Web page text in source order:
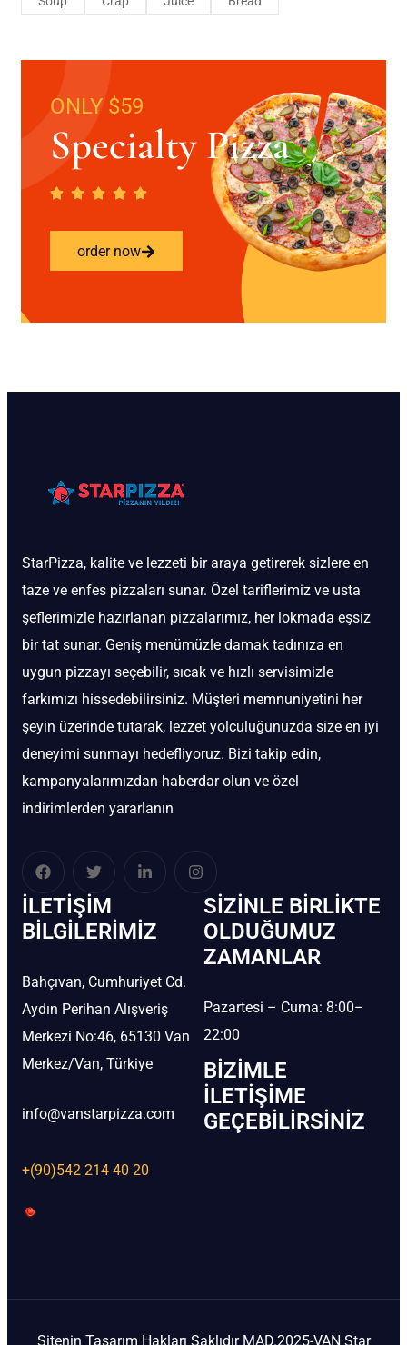
ONLY $59
Specialty Pizza
order now
StarPizza, kalite ve lezzeti bir araya getirerek sizlere en
taze ve enfes pizzaları sunar. Özel tariflerimiz ve usta
şeflerimizle hazırlanan pizzalarımız, her lokmada eşsiz
bir tat sunar. Geniş menümüzle damak tadınıza en
uygun pizzayı seçebilir, sıcak ve hızlı servisimizle
farkımızı hissedebilirsiniz. Müşteri memnuniyetini her
şeyin üzerinde tutarak, lezzet yolculuğunuzda size en iyi
deneyimi sunmayı hedefliyoruz. Bizi takip edin,
kampanyalarımızdan haberdar olun ve özel
indirimlerden yararlanın
İLETIŞIM
BİLGILERIMIZ
Bahçıvan, Cumhuriyet Cd.
Aydın Perihan Alışveriş
Merkezi No:46, 65130 Van
Merkez/Van, Türkiye
info@vanstarpizza.com
+(90)542 214 40 20
SIZINLE BIRLIKTE
OLDUĞUMUZ
ZAMANLAR
Pazartesi – Cuma: 8:00–
22:00
BIZIMLE
İLETIŞIME
GEÇEBILIRSINIZ
Sitenin Tasarım Hakları Saklıdır MAD.2025-VAN Star